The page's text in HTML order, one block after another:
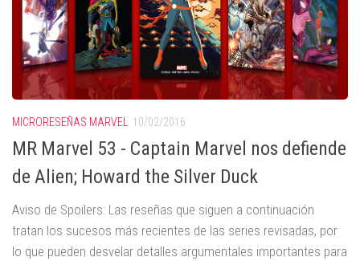
MICRORESEÑAS MARVEL 10/02/2016
MR Marvel 53 - Captain Marvel nos defiende
de Alien; Howard the Silver Duck
Aviso de Spoilers: Las reseñas que siguen a continuación
tratan los sucesos más recientes de las series revisadas, por
lo que pueden desvelar detalles argumentales importantes para